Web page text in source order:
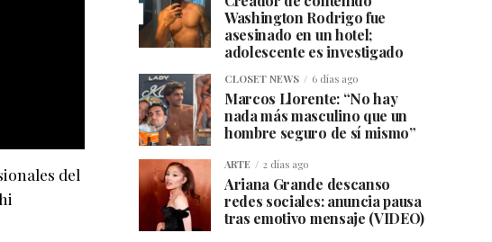
del
Washington Rodrigo fue
asesinado en un hotel;
adolescente es investigado
CLOSET NEWS 6 días ago
Marcos Llorente: “No hay
nada más masculino que un
hombre seguro de sí mismo”
ARTE 2 días ago
Ariana Grande descanso
redes sociales: anuncia pausa
tras emotivo mensaje (VIDEO)